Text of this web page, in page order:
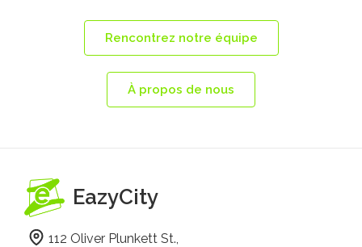
Rencontrez notre équipe
À propos de nous
EazyCity
112 Oliver Plunkett St.,